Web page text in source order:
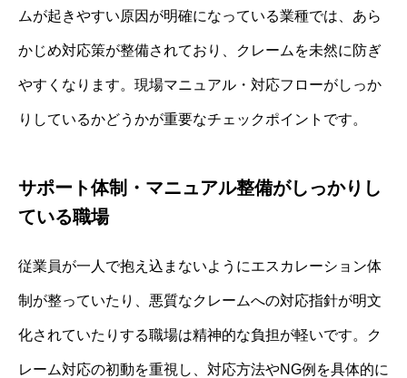
ムが起きやすい原因が明確になっている業種では、あら
かじめ対応策が整備されており、クレームを未然に防ぎ
やすくなります。現場マニュアル・対応フローがしっか
りしているかどうかが重要なチェックポイントです。
サポート体制・マニュアル整備がしっかりし
ている職場
従業員が一人で抱え込まないようにエスカレーション体
制が整っていたり、悪質なクレームへの対応指針が明文
化されていたりする職場は精神的な負担が軽いです。ク
レーム対応の初動を重視し、対応方法やNG例を具体的に